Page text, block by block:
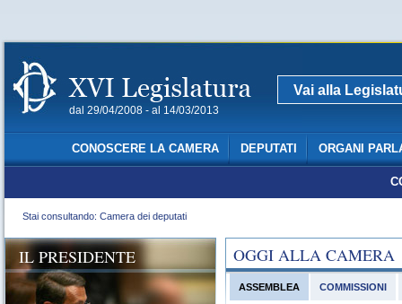
dal 29/04/2008 - al 14/03/2013
Vai alla
CONOSCERE LA CAMERA DEPUTATI ORGANI
Stai consultando: Camera dei deputati
OGGI ALLA CAMERA
ASSEMBLEA COMMISSIONI
IL PRESIDENTE